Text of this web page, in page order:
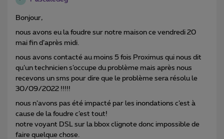
Bonjour,
nous avons eu la foudre sur notre maison ce vendredi 20
mai fin d’après midi.
nous avons contacté au moins 5 fois Proximus qui nous dit
qu’un technicien s’occupe du problème mais après nous
recevons un sms pour dire que le problème sera résolu le
30/09/2022 !!!!!
nous n’avons pas été impacté par les inondations c’est à
cause de la foudre c’est tout!
notre voyant DSL sur la bbox clignote donc impossible de
faire quelque chose.